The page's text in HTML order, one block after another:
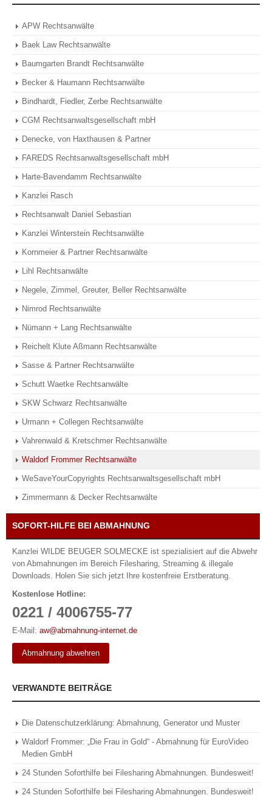
APW Rechtsanwälte
Baek Law Rechtsanwälte
Baumgarten Brandt Rechtsanwälte
Becker & Haumann Rechtsanwälte
Bindhardt, Fiedler, Zerbe Rechtsanwälte
CGM Rechtsanwaltsgesellschaft mbH
Denecke, von Haxthausen & Partner
FAREDS Rechtsanwaltsgesellschaft mbH
Harte-Bavendamm Rechtsanwälte
Kanzlei Rasch
Rechtsanwalt Daniel Sebastian
Kanzlei Winterstein Rechtsanwälte
Kornmeier & Partner Rechtsanwälte
Lihl Rechtsanwälte
Negele, Zimmel, Greuter, Beller Rechtsanwälte
Nimrod Rechtsanwälte
Nümann + Lang Rechtsanwälte
Reichelt Klute Aßmann Rechtsanwälte
Sasse & Partner Rechtsanwälte
Schutt Waetke Rechtsanwälte
SKW Schwarz Rechtsanwälte
Urmann + Collegen Rechtsanwälte
Vahrenwald & Kretschmer Rechtsanwälte
Waldorf Frommer Rechtsanwälte
WeSaveYourCopyrights Rechtsanwaltsgesellschaft mbH
Zimmermann & Decker Rechtsanwälte
SOFORT-HILFE BEI ABMAHNUNG
Kanzlei WILDE BEUGER SOLMECKE ist spezialisiert auf die Abwehr
von Abmahnungen im Bereich Filesharing, Streaming & illegale
Downloads. Holen Sie sich jetzt Ihre kostenfreie Erstberatung.
Kostenlose Hotline:
0221 / 4006755-77
E-Mail: aw@abmahnung-internet.de
Abmahnung abwehren
VERWANDTE BEITRÄGE
Die Datenschutzerklärung: Abmahnung, Generator und Muster
Waldorf Frommer: „Die Frau in Gold“ - Abmahnung für EuroVideo
Medien GmbH
24 Stunden Soforthilfe bei Filesharing Abmahnungen. Bundesweit!
24 Stunden Soforthilfe bei Filesharing Abmahnungen. Bundesweit!